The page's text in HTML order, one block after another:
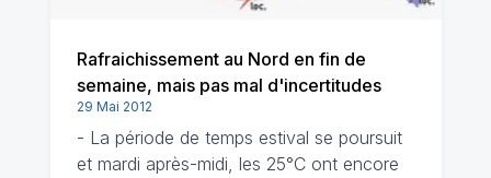
Rafraichissement au Nord en fin de
semaine, mais pas mal d'incertitudes
29 Mai 2012
- La période de temps estival se poursuit
et mardi après-midi, les 25°C ont encore